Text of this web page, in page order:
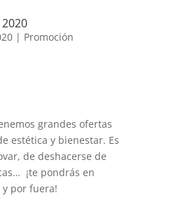
| Promoción
grandes ofertas
estética y bienestar. Es
de deshacerse de
¡te pondrás en
por fuera!